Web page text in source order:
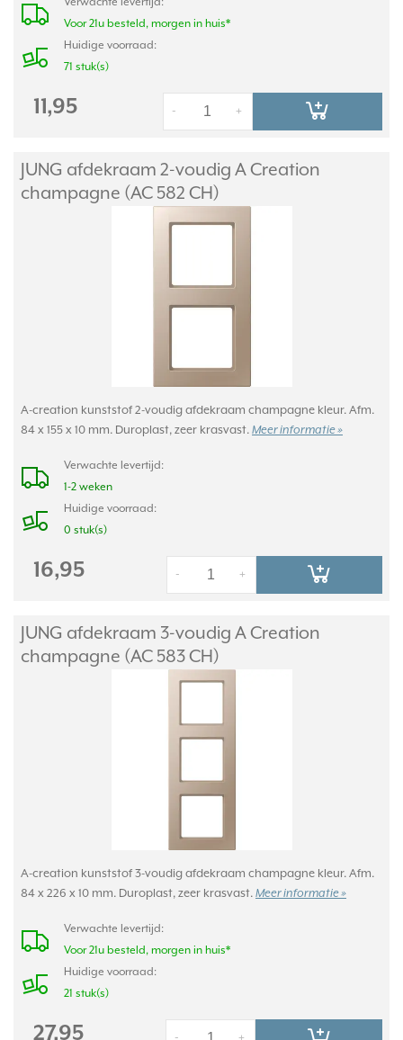
Voor 21u besteld, morgen in huis*
Huidige voorraad:
71 stuk(s)
11,95 +
-
JUNG afdekraam 2-voudig A Creation
champagne (AC 582 CH)
A-creation kunststof 2-voudig afdekraam champagne kleur. Afm.
84 x 155 x 10 mm. Duroplast, zeer krasvast. Meer informatie »
Verwachte levertijd:
1-2 weken
Huidige voorraad:
0 stuk(s)
16,95 +
-
JUNG afdekraam 3-voudig A Creation
champagne (AC 583 CH)
A-creation kunststof 3-voudig afdekraam champagne kleur. Afm.
84 x 226 x 10 mm. Duroplast, zeer krasvast. Meer informatie »
Verwachte levertijd:
Voor 21u besteld, morgen in huis*
Huidige voorraad:
21 stuk(s)
27,95